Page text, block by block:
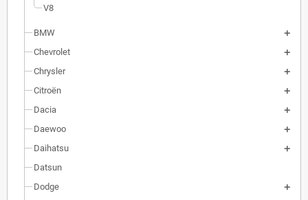
V8
BMW
Chevrolet
Chrysler
Citroën
Dacia
Daewoo
Daihatsu
Datsun
Dodge